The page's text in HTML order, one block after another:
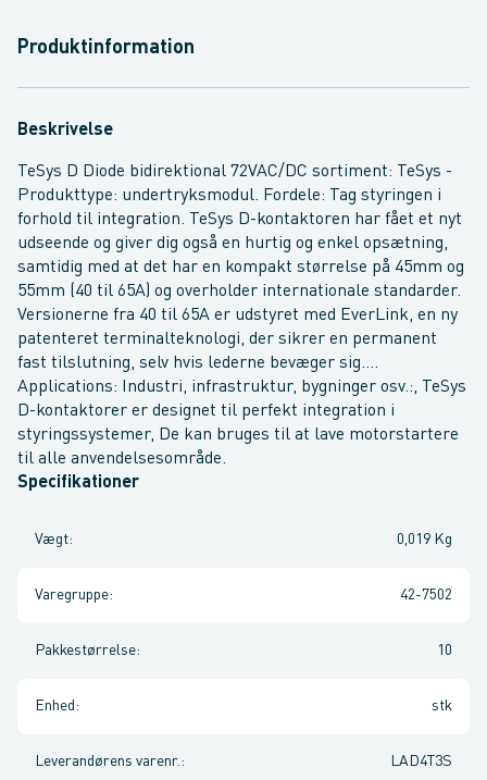
Produktinformation
Beskrivelse
TeSys D Diode bidirektional 72VAC/DC sortiment: TeSys -
Produkttype: undertryksmodul. Fordele: Tag styringen i
forhold til integration. TeSys D-kontaktoren har fået et nyt
udseende og giver dig også en hurtig og enkel opsætning,
samtidig med at det har en kompakt størrelse på 45mm og
55mm (40 til 65A) og overholder internationale standarder.
Versionerne fra 40 til 65A er udstyret med EverLink, en ny
patenteret terminalteknologi, der sikrer en permanent
fast tilslutning, selv hvis lederne bevæger sig....
Applications: Industri, infrastruktur, bygninger osv.:, TeSys
D-kontaktorer er designet til perfekt integration i
styringssystemer, De kan bruges til at lave motorstartere
til alle anvendelsesområde.
Specifikationer
Vægt: 0,019 Kg
Varegruppe: 42-7502
Pakkestørrelse: 10
Enhed : stk
Leverandørens varenr. : LAD4T3S